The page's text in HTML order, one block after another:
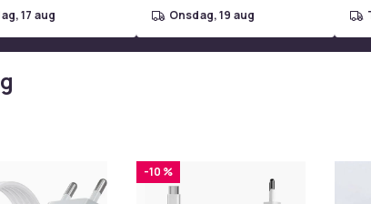
17 aug onsdag, 19 aug
-10 %